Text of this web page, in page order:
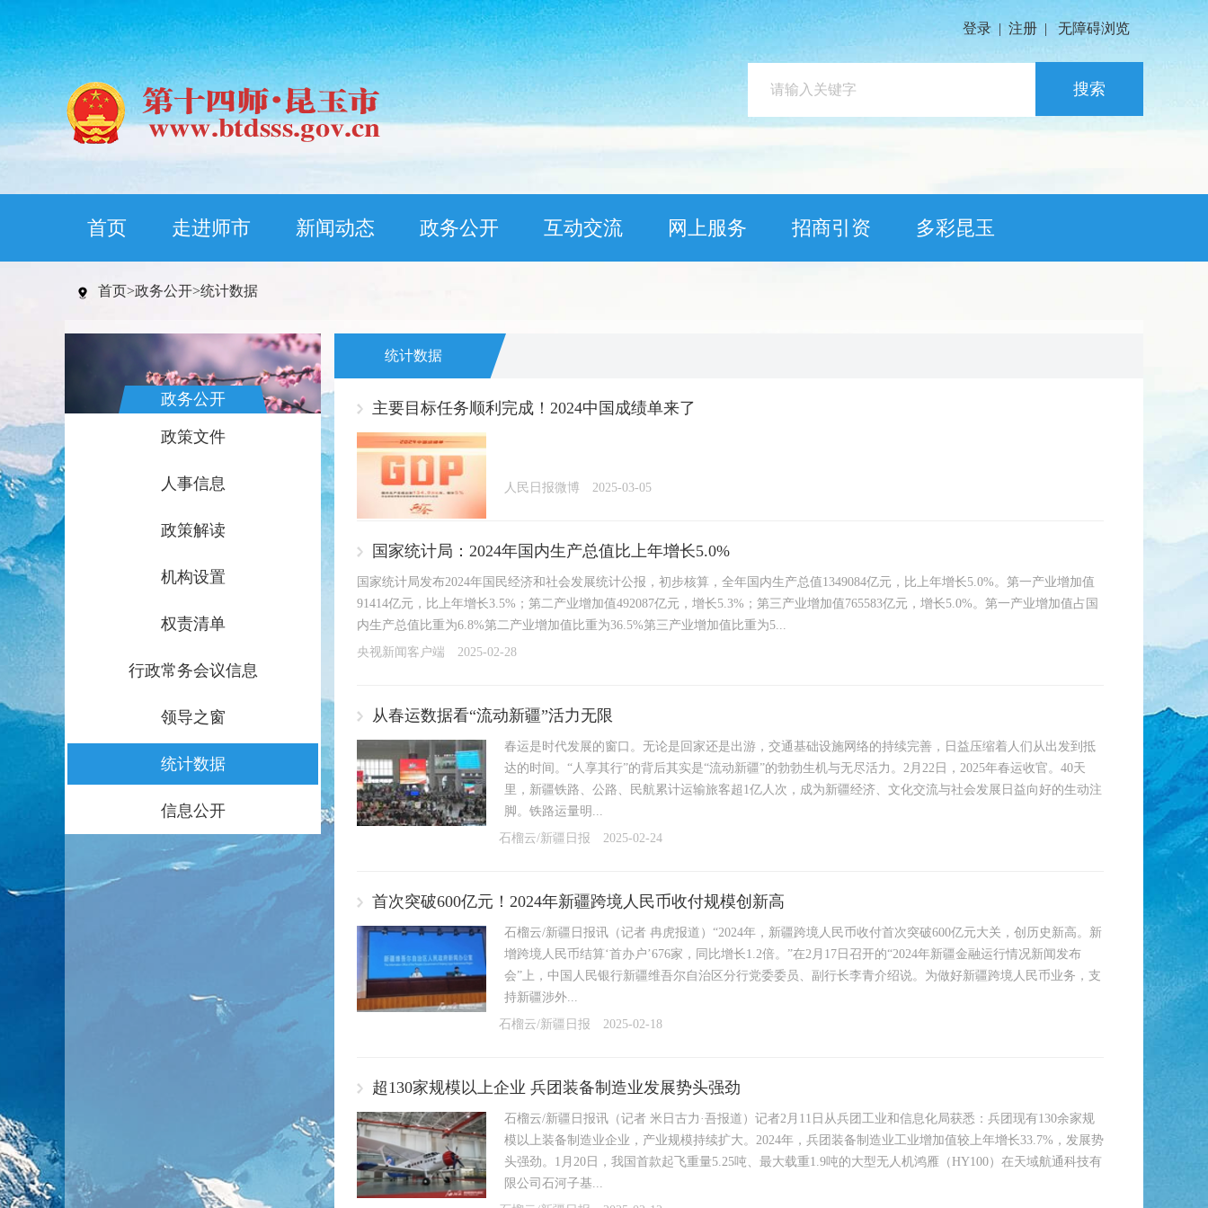
登录 | 注册 | 无障碍浏览
搜索
首页 走进师市 新闻动态 政务公开 互动交流 网上服务 招商引资 多彩昆玉
首页>政务公开>统计数据
政务公开
政策文件
人事信息
政策解读
机构设置
权责清单
行政常务会议信息
领导之窗
统计数据
信息公开
统计数据
主要目标任务顺利完成！2024中国成绩单来了
人民日报微博 2025-03-05
国家统计局：2024年国内生产总值比上年增长5.0%
国家统计局发布2024年国民经济和社会发展统计公报，初步核算，全年国内生产总值1349084亿元，比上年增长5.0%。第一产业增加值
91414亿元，比上年增长3.5%；第二产业增加值492087亿元，增长5.3%；第三产业增加值765583亿元，增长5.0%。第一产业增加值占国
内生产总值比重为6.8%第二产业增加值比重为36.5%第三产业增加值比重为5...
央视新闻客户端
2025-02-28
从春运数据看“流动新疆”活力无限
春运是时代发展的窗口。无论是回家还是出游，交通基础设施网络的持续完善，日益压缩着人们从出发到抵
达的时间。“人享其行”的背后其实是“流动新疆”的勃勃生机与无尽活力。2月22日，2025年春运收官。40天
里，新疆铁路、公路、民航累计运输旅客超1亿人次，成为新疆经济、文化交流与社会发展日益向好的生动注
脚。铁路运量明...
石榴云/新疆日报
2025-02-24
首次突破600亿元！2024年新疆跨境人民币收付规模创新高
石榴云/新疆日报讯（记者 冉虎报道）“2024年，新疆跨境人民币收付首次突破600亿元大关，创历史新高。新
增跨境人民币结算‘首办户’676家，同比增长1.2倍。”在2月17日召开的“2024年新疆金融运行情况新闻发布
会”上，中国人民银行新疆维吾尔自治区分行党委委员、副行长李青介绍说。为做好新疆跨境人民币业务，支
持新疆涉外...
石榴云/新疆日报
2025-02-18
超130家规模以上企业 兵团装备制造业发展势头强劲
石榴云/新疆日报讯（记者 米日古力·吾报道）记者2月11日从兵团工业和信息化局获悉：兵团现有130余家规
模以上装备制造业企业，产业规模持续扩大。2024年，兵团装备制造业工业增加值较上年增长33.7%，发展势
头强劲。1月20日，我国首款起飞重量5.25吨、最大载重1.9吨的大型无人机鸿雁（HY100）在天域航通科技有
限公司石河子基...